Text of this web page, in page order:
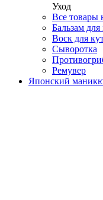
Уход
Все товары
Бальзам
Воск для
Сыворотка
Ремувер
Японский